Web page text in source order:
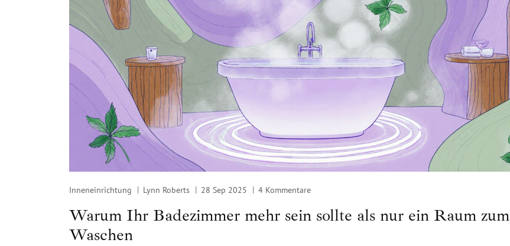
Inneneinrichtung Lynn Roberts 28 Sep 2025 4 Kommentare
Warum Ihr Badezimmer mehr sein sollte als nur ein Raum zum
Waschen